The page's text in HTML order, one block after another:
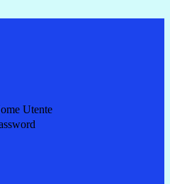
Utente